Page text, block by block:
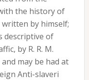
the history of
by himself;
descriptive of
by R. R. M.
may be had at
Anti-slaveri